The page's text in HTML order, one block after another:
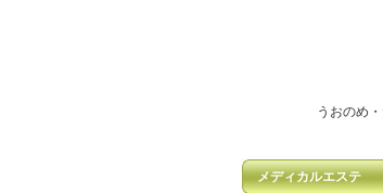
うおのめ
メディカルエステ